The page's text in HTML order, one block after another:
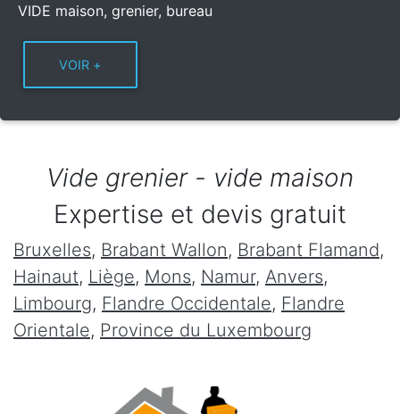
VIDE maison, grenier, bureau
Vide grenier - vide maison
Expertise et devis gratuit
Bruxelles, Brabant Wallon, Brabant Flamand,
Hainaut, Liège, Mons, Namur, Anvers,
Limbourg, Flandre Occidentale, Flandre
Orientale, Province du Luxembourg